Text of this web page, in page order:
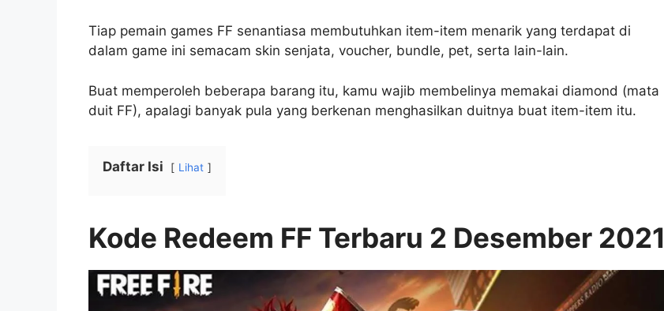
Tiap pemain games FF senantiasa membutuhkan item-item menarik yang terdapat di
dalam game ini semacam skin senjata, voucher, bundle, pet, serta lain-lain.
Buat memperoleh beberapa barang itu, kamu wajib membelinya memakai diamond (mata
duit FF), apalagi banyak pula yang berkenan menghasilkan duitnya buat item-item itu.
Daftar Isi Lihat
Kode Redeem FF Terbaru 2 Desember 2021